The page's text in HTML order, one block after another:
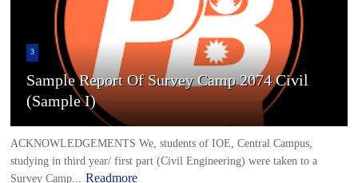
Sample Report Of Survey Camp 2074 Civil
(Sample I)
ACKNOWLEDGEMENTS We, students of IOE, Central Campus,
studying in third year/ first part (Civil Engineering) were taken to a
Survey Camp... Readmore